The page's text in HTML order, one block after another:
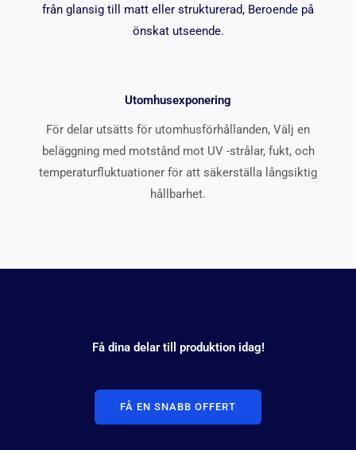
från glansig till matt eller strukturerad, Beroende på
önskat utseende.
Utomhusexponering
För delar utsätts för utomhusförhållanden, Välj en
beläggning med motstånd mot UV -strålar, fukt, och
temperaturfluktuationer för att säkerställa långsiktig
hållbarhet.
Få dina delar till produktion idag!
FÅ EN SNABB OFFERT